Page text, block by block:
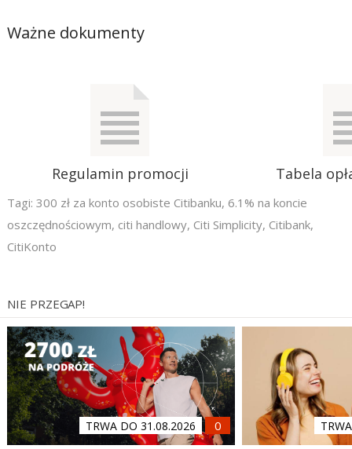
Ważne dokumenty
Regulamin promocji Tabela
Tagi: 300 zł za konto osobiste Citibanku, 6.1% na koncie
oszczędnościowym, citi handlowy, Citi Simplicity, Citibank,
CitiKonto
NIE PRZEGAP!
TRWA DO 31.08.2026